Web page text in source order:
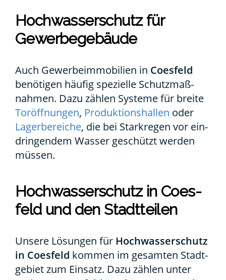
Hoch­was­ser­schutz für
Gewer­be­ge­bäu­de
Auch Gewer­be­im­mo­bi­li­en in Coes­feld
benö­ti­gen häu­fig spe­zi­el­le Schutz­maß­
nah­men. Dazu zäh­len Sys­te­me für brei­te
Tor­öff­nun­gen, Pro­duk­ti­ons­hal­len oder
Lager­be­rei­che, die bei Stark­re­gen vor ein­
drin­gen­dem Was­ser geschützt wer­den
müs­sen.
Hoch­was­ser­schutz in Coes­
feld und den Stadt­tei­len
Unse­re Lösun­gen für Hoch­was­ser­schutz
in Coes­feld kom­men im gesam­ten Stadt­
ge­biet zum Ein­satz. Dazu zäh­len unter